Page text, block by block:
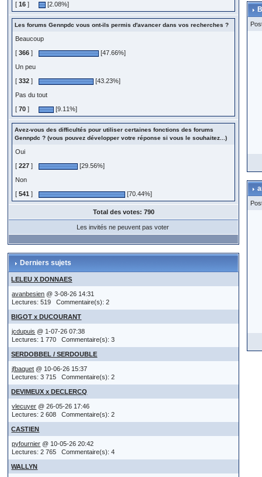
[16 ] [2.08%]
Les forums Gennpdc vous ont-ils permis d'avancer dans vos recherches ?
Beaucoup
[366 ]
[47.66%]
Un peu
[332 ]
[43.23%]
Pas du tout
[70 ] [9.11%]
Avez-vous des difficultés pour utiliser certaines fonctions des forums
Gennpdc ? (vous pouvez développer votre réponse si vous le souhaitez...)
Oui
[227 ]
[29.56%]
Non
[541 ] [70.44%]
Total des votes: 790
Les invités ne peuvent pas voter
Derniers sujets
LELEU X DONNAES
avanbesien @ 3-08-26 14:31
Lectures: 519 Commentaire(s): 2
BIGOT x DUCOURANT
jcdupuis @ 1-07-26 07:38
Lectures: 1 770 Commentaire(s): 3
SERDOBBEL / SERDOUBLE
jfbaquet @ 10-06-26 15:37
Lectures: 3 715 Commentaire(s): 2
DEVIMEUX x DECLERCQ
vlecuyer @ 26-05-26 17:46
Lectures: 2 608 Commentaire(s): 2
CASTIEN
pyfournier @ 10-05-26 20:42
Lectures: 2 765 Commentaire(s): 4
WALLYN